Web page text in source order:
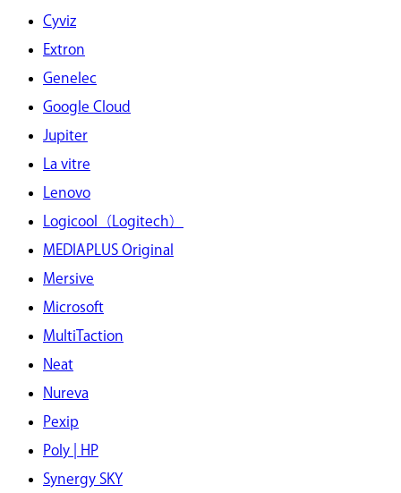
Cyviz
Extron
Genelec
Google Cloud
Jupiter
La vitre
Lenovo
Logicool（Logitech）
MEDIAPLUS Original
Mersive
Microsoft
MultiTaction
Neat
Nureva
Pexip
Poly | HP
Synergy SKY